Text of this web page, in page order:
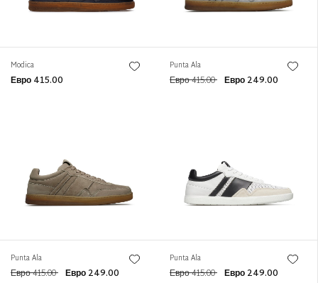
Modica
Евро 415.00
Punta Ala
Евро 415.00 Евро 249.00
Punta Ala
Евро 415.00 Евро 249.00
Punta Ala
Евро 415.00 Евро 249.00